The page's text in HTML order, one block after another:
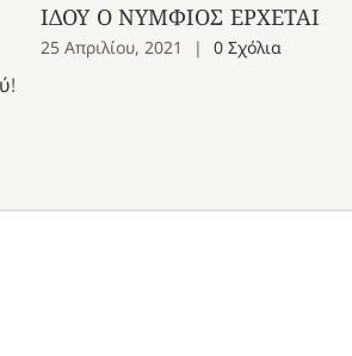
ΙΔΟΥ Ο ΝΥΜΦΙΟΣ ΕΡΧΕΤΑΙ
25 Απριλίου, 2021 | 0 Σχόλια
!